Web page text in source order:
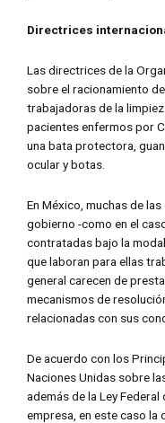
Directrices
Las directrices de la
sobre el racionamiento
trabajadoras de la
pacientes enfermos por
una bata protectora,
ocular y botas.
En México, muchas de
gobierno -como en el
contratadas bajo la
que laboran para ellas
general carecen de
mecanismos de
relacionadas con sus
De acuerdo con los
Naciones Unidas sobre
además de la Ley
empresa, en este caso